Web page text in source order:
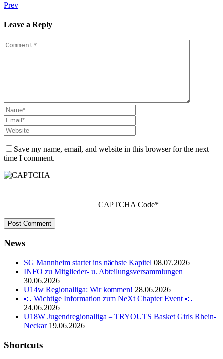
Prev
Leave a Reply
Save my name, email, and website in this browser for the next
time I comment.
CAPTCHA Code*
News
SG Mannheim startet ins nächste Kapitel 08.07.2026
INFO zu Mitglieder- u. Abteilungsversammlungen
30.06.2026
U14w Regionalliga: Wir kommen! 28.06.2026
📣 Wichtige Information zum NeXt Chapter Event 📣
24.06.2026
U18W Jugendregionalliga – TRYOUTS Basket Girls Rhein-
Neckar 19.06.2026
Shortcuts